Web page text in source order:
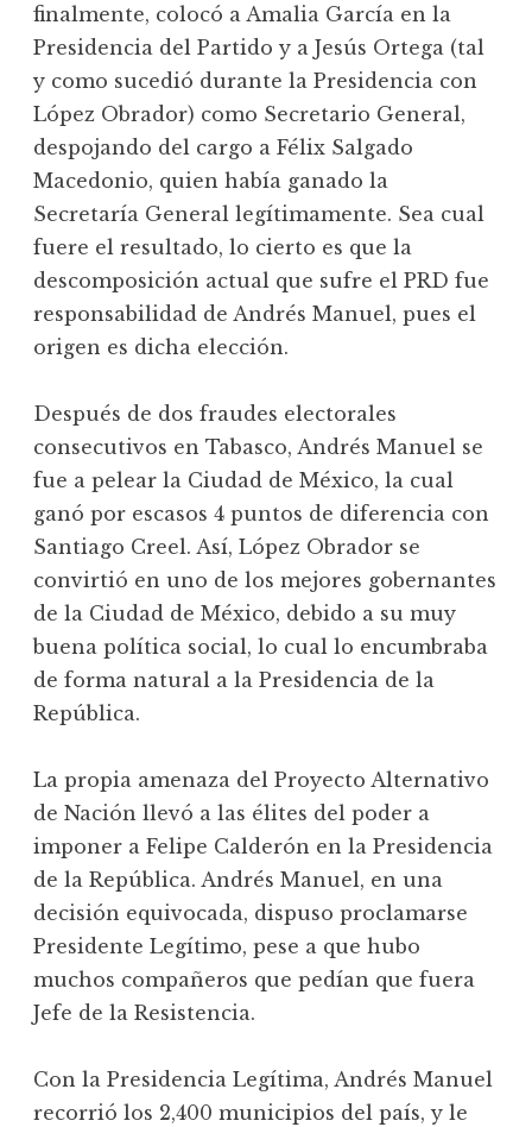
finalmente, colocó a Amalia García en la
Presidencia del Partido y a Jesús Ortega (tal
y como sucedió durante la Presidencia con
López Obrador) como Secretario General,
despojando del cargo a Félix Salgado
Macedonio, quien había ganado la
Secretaría General legítimamente. Sea cual
fuere el resultado, lo cierto es que la
descomposición actual que sufre el PRD fue
responsabilidad de Andrés Manuel, pues el
origen es dicha elección.
Después de dos fraudes electorales
consecutivos en Tabasco, Andrés Manuel se
fue a pelear la Ciudad de México, la cual
ganó por escasos 4 puntos de diferencia con
Santiago Creel. Así, López Obrador se
convirtió en uno de los mejores gobernantes
de la Ciudad de México, debido a su muy
buena política social, lo cual lo encumbraba
de forma natural a la Presidencia de la
República.
La propia amenaza del Proyecto Alternativo
de Nación llevó a las élites del poder a
imponer a Felipe Calderón en la Presidencia
de la República. Andrés Manuel, en una
decisión equivocada, dispuso proclamarse
Presidente Legítimo, pese a que hubo
muchos compañeros que pedían que fuera
Jefe de la Resistencia.
Con la Presidencia Legítima, Andrés Manuel
recorrió los 2,400 municipios del país, y le